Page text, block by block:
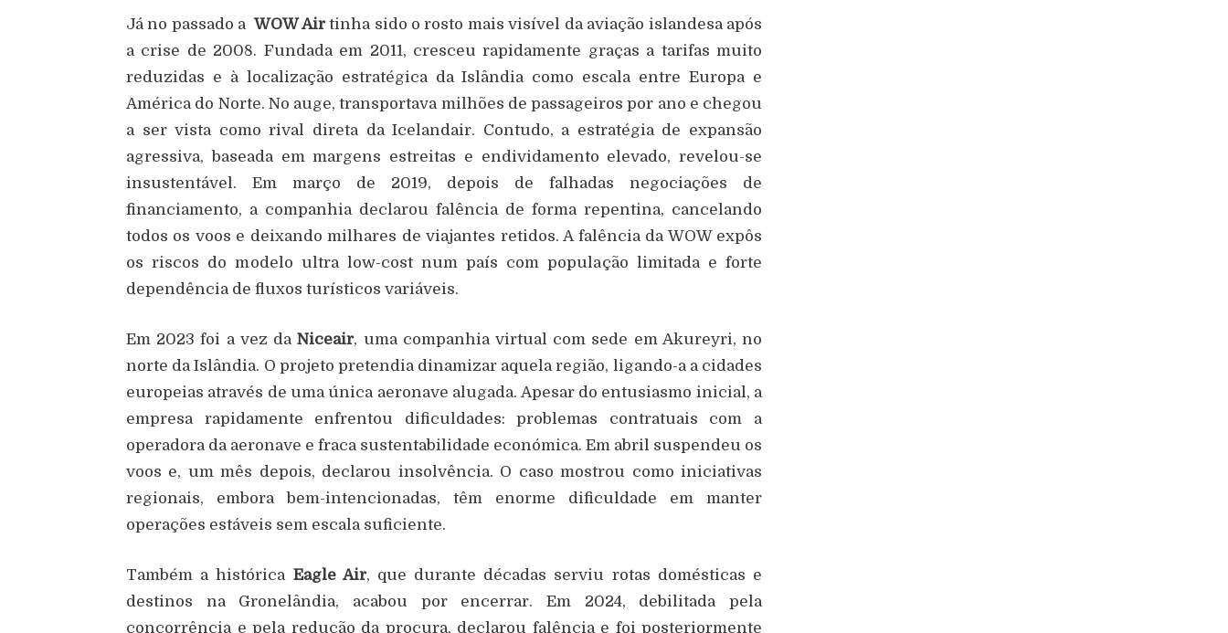
Já no passado aWOW Airtinha sido o rosto mais visível da aviação islandesa após
a crise de 2008. Fundada em 2011, cresceu rapidamente graças a tarifas muito
reduzidas e à localização estratégica da Islândia como escala entre Europa e
América do Norte. No auge, transportava milhões de passageiros por ano e chegou
a ser vista como rival direta da Icelandair. Contudo, a estratégia de expansão
agressiva, baseada em margens estreitas e endividamento elevado, revelou-se
insustentável. Em março de 2019, depois de falhadas negociações de
financiamento, a companhia declarou falência de forma repentina, cancelando
todos os voos e deixando milhares de viajantes retidos. A falência da WOW expôs
os riscos do modelo ultra low-cost num país com população limitada e forte
dependência de fluxos turísticos variáveis.
Em 2023 foi a vez daNiceair, uma companhia virtual com sede em Akureyri, no
norte da Islândia. O projeto pretendia dinamizar aquela região, ligando-a a cidades
europeias através de uma única aeronave alugada. Apesar do entusiasmo inicial, a
empresa rapidamente enfrentou dificuldades: problemas contratuais com a
operadora da aeronave e fraca sustentabilidade económica. Em abril suspendeu os
voos e, um mês depois, declarou insolvência. O caso mostrou como iniciativas
regionais, embora bem-intencionadas, têm enorme dificuldade em manter
operações estáveis sem escala suficiente.
Também a histórica Eagle Air, que durante décadas serviu rotas domésticas e
destinos na Gronelândia, acabou por encerrar. Em 2024, debilitada pela
concorrência e pela redução da procura, declarou falência e foi posteriormente